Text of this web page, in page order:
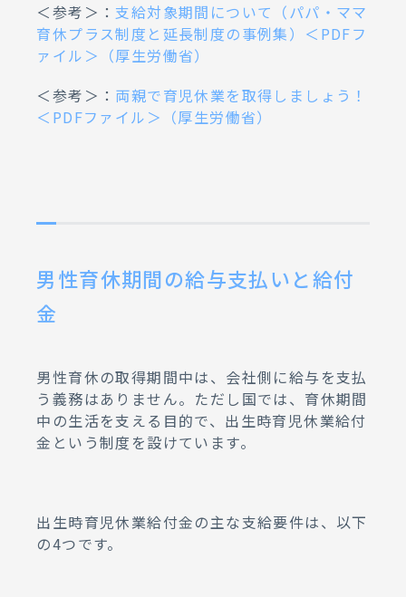
＜参考＞： 支給対象期間について（パパ・ママ
育休プラス制度と延長制度の事例集）＜PDFフ
ァイル＞（厚生労働省）
＜参考＞： 両親で育児休業を取得しましょう！
＜PDFファイル＞（厚生労働省）
男性育休期間の給与支払いと給付
金
男性育休の取得期間中は、会社側に給与を支払
う義務はありません。ただし国では、育休期間
中の生活を支える目的で、出生時育児休業給付
金という制度を設けています。
出生時育児休業給付金の主な支給要件は、以下
の4つです。